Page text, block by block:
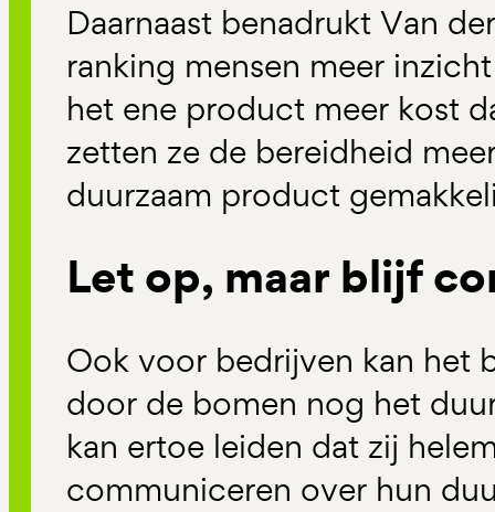
Daarnaast benadrukt Van
ranking mensen meer
het ene product meer kost
zetten ze de bereidheid
duurzaam product
Let op, maar blijf
Ook voor bedrijven kan het
door de bomen nog het
kan ertoe leiden dat zij
communiceren over hun